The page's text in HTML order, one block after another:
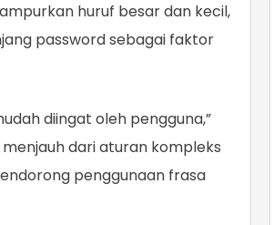
huruf besar dan kecil,
password sebagai faktor
diingat oleh pengguna,”
menjauh dari aturan kompleks
penggunaan frasa